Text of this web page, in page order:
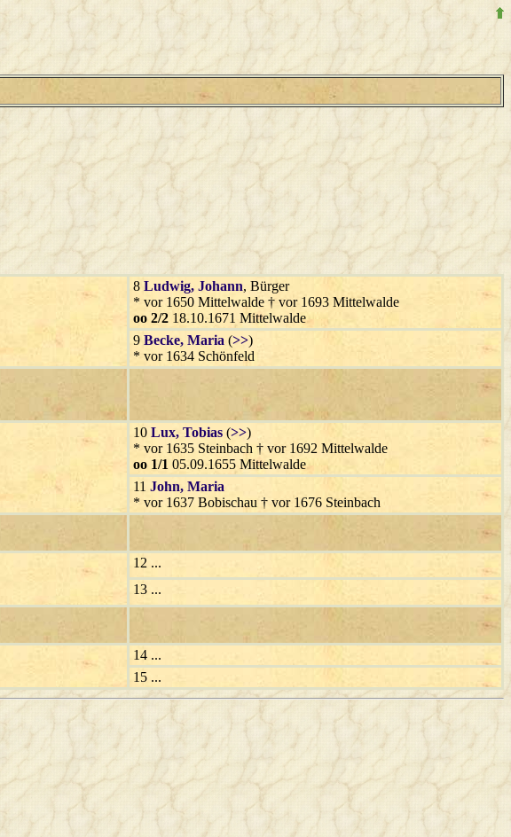
8 Ludwig, Johann, Bürger
* vor 1650 Mittelwalde † vor 1693 Mittelwalde
oo 2/2 18.10.1671 Mittelwalde
9 Becke, Maria (>>)
* vor 1634 Schönfeld
10 Lux, Tobias (>>)
* vor 1635 Steinbach † vor 1692 Mittelwalde
oo 1/1 05.09.1655 Mittelwalde
11 John, Maria
* vor 1637 Bobischau † vor 1676 Steinbach
12 ...
13 ...
14 ...
15 ...